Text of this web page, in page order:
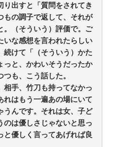
けの半導体技術がこちらで
ばiPhoneが作れないと信じ
総合
NEW! (8/6 12:35)
ンナーチラ見え！！ /
ナムビルのカラオケVIPル
捕‼ その理由とは？ / 5chま
12:27)
出演タレントから性被害
/ 5chまとめ
いのか】 韓国の姓は250、
米学者分析「学問尊重と平和
めMAP(総合)
NEW!
り出すと「質問をされてき
もの調子で返して、それが
。（そういう）評価で。ご
いな感想を言われたらしい
続けて「（そういう）かた
っと、かわいそうだったか
も、こう話した。
相手、竹刀も持ってなかっ
れはもう一遍あの場にいて
うんです。それは女、子ど
のは優しさじゃないと思っ
と優しく言ってあげれば良